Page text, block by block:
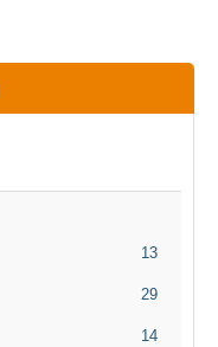
13
29
14